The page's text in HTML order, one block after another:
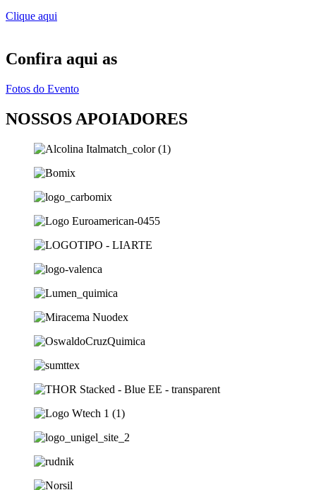
Clique aqui
Confira aqui as
Fotos do Evento
NOSSOS APOIADORES